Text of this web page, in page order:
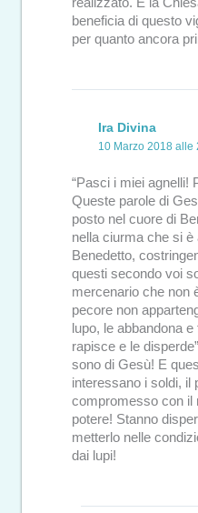
realizzato. E la
beneficia di questo
per quanto ancora
Ira Divina
10 Marzo 2018 alle
“Pasci i miei agnelli!
Queste parole di
posto nel cuore di
nella ciurma che si
Benedetto,
questi secondo voi
mercenario che non
pecore non
lupo, le abbandona
rapisce e le
sono di Gesù! E
interessano i soldi, il
compromesso con il
potere! Stanno
metterlo nelle
dai lupi!